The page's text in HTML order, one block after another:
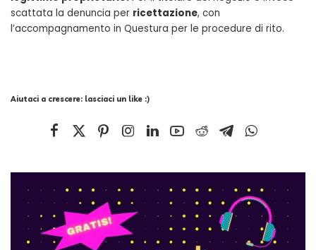
scattata la denuncia per ricettazione, con
l’accompagnamento in Questura per le procedure di rito.
Aiutaci a crescere: lasciaci un like :)